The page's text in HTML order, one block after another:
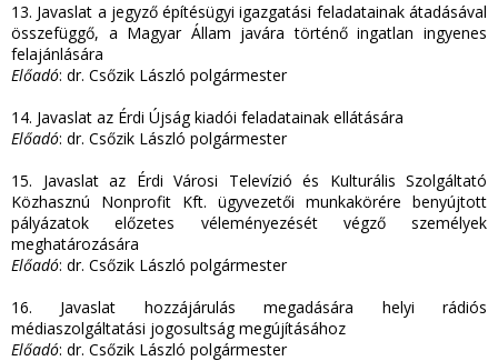
13. Javaslat a jegyző építésügyi igazgatási feladatainak átadásával
összefüggő, a Magyar Állam javára történő ingatlan ingyenes
felajánlására
Előadó: dr. Csőzik László polgármester
14. Javaslat az Érdi Újság kiadói feladatainak ellátására
Előadó: dr. Csőzik László polgármester
15. Javaslat az Érdi Városi Televízió és Kulturális Szolgáltató
Közhasznú Nonprofit Kft. ügyvezetői munkakörére benyújtott
pályázatok előzetes véleményezését végző személyek
meghatározására
Előadó: dr. Csőzik László polgármester
16. Javaslat hozzájárulás megadására helyi rádiós
médiaszolgáltatási jogosultság megújításához
Előadó: dr. Csőzik László polgármester